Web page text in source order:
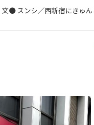
文● スンシ／西新宿にきゅん